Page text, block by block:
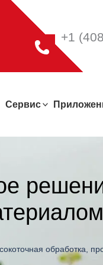
+1
Сервис
обработка